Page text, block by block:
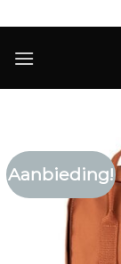
naar
inhoud
Aanbieding!